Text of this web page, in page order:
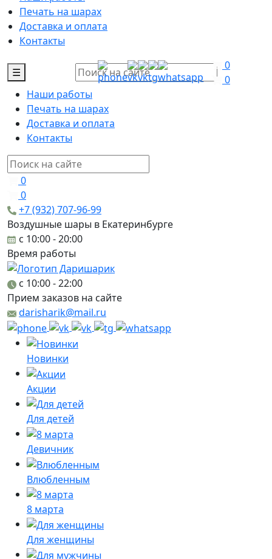
Печать на шарах
Доставка и оплата
Контакты
☰
0
0
Наши работы
Печать на шарах
Доставка и оплата
Контакты
0
0
+7 (932) 707-96-99
Воздушные шары в Екатеринбурге
c 10:00 - 20:00
Время работы
c 10:00 - 22:00
Прием заказов на сайте
darisharik@mail.ru
Новинки
Акции
Для детей
Девичник
Влюбленным
8 марта
Для женщины